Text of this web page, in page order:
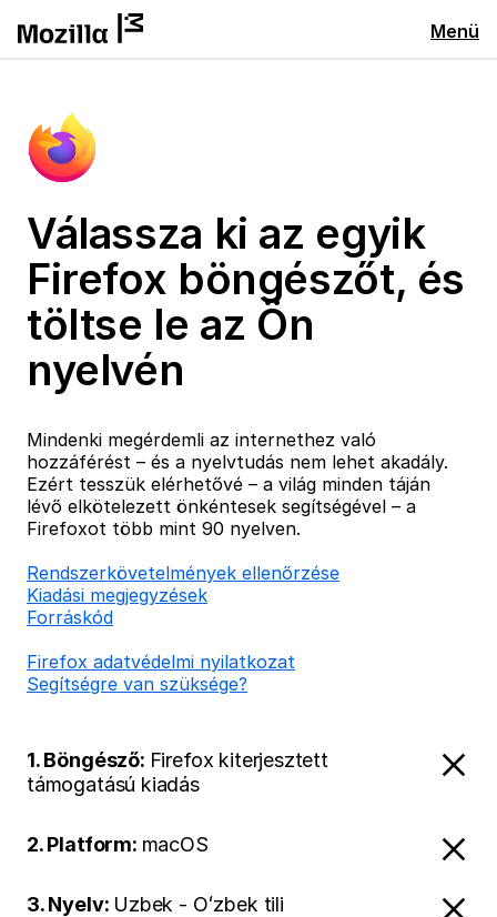
Menü
Válassza ki az egyik
Firefox böngészőt, és
töltse le az Ön
nyelvén
Mindenki megérdemli az internethez való
hozzáférést – és a nyelvtudás nem lehet akadály.
Ezért tesszük elérhetővé – a világ minden táján
lévő elkötelezett önkéntesek segítségével – a
Firefoxot több mint 90 nyelven.
Rendszerkövetelmények ellenőrzése
Kiadási megjegyzések
Forráskód
Firefox adatvédelmi nyilatkozat
Segítségre van szüksége?
1. Böngésző: Firefox kiterjesztett
támogatású kiadás
2. Platform: macOS
3. Nyelv: Uzbek - Oʻzbek tili